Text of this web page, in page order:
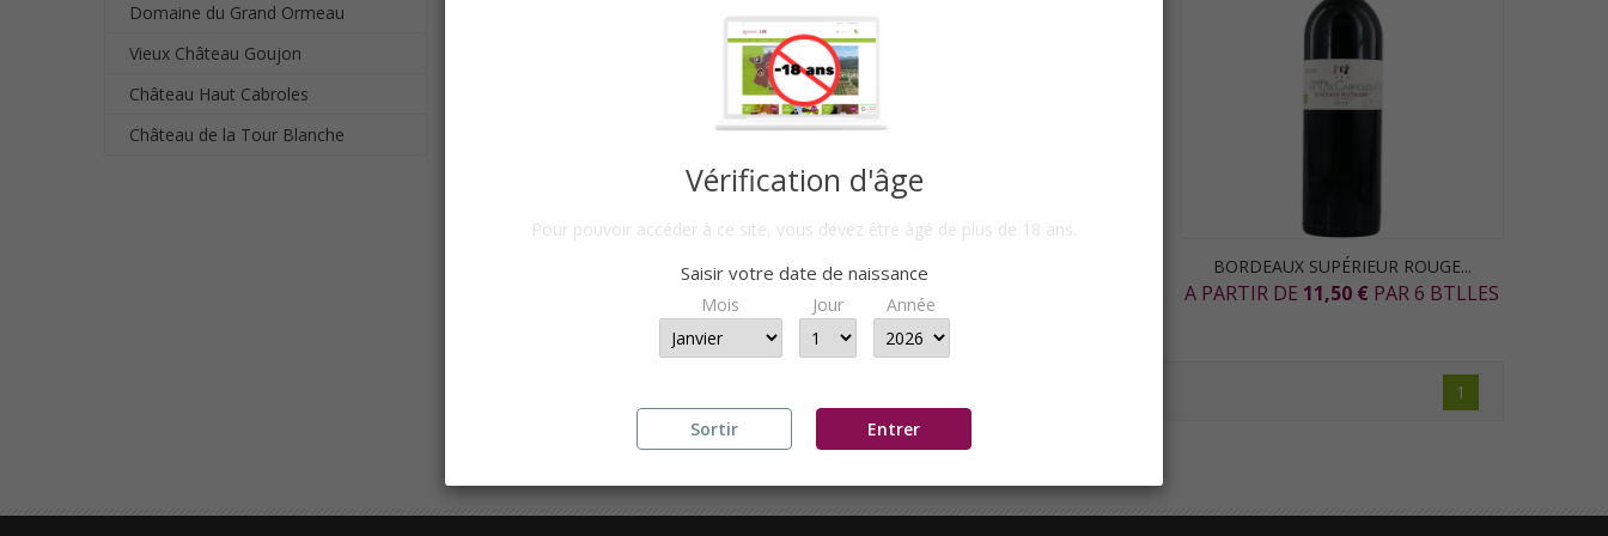
Domaine du Grand Ormeau
Vieux Château Goujon
Château Haut Cabroles
Château de la Tour Blanche
BORDEAUX ROUGE 2019 - CUVÉE...
PAR 6 BTLLES
BORDEAUX ROUGE 2018 - CUVÉE...
A PARTIR DE
BORDEAUX SUPÉRIEUR ROUGE...
A PARTIR DE 11,50 € PAR 6 BTLLES
1
Vérification d'âge
Pour pouvoir accéder à ce site, vous devez être âgé de plus de 18 ans.
Saisir votre date de naissance
Mois Jour Année
Sortir Entrer